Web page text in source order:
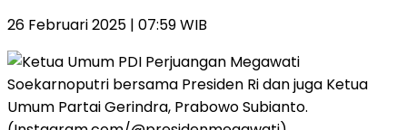
26 Februari 2025 | 07:59 WIB